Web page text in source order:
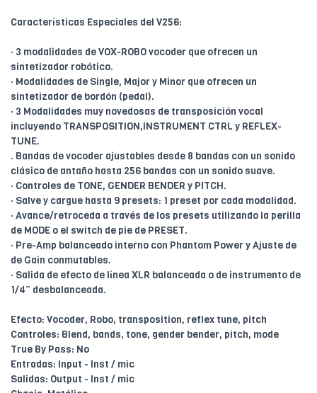
Características Especiales del V256:
· 3 modalidades de VOX-ROBO vocoder que ofrecen un
sintetizador robótico.
· Modalidades de Single, Major y Minor que ofrecen un
sintetizador de bordón (pedal).
· 3 Modalidades muy novedosas de transposición vocal
incluyendo TRANSPOSITION,INSTRUMENT CTRL y REFLEX-
TUNE.
. Bandas de vocoder ajustables desde 8 bandas con un sonido
clásico de antaño hasta 256 bandas con un sonido suave.
· Controles de TONE, GENDER BENDER y PITCH.
· Salve y cargue hasta 9 presets: 1 preset por cada modalidad.
· Avance/retroceda a través de los presets utilizando la perilla
de MODE o el switch de pie de PRESET.
· Pre-Amp balanceado interno con Phantom Power y Ajuste de
de Gain conmutables.
· Salida de efecto de línea XLR balanceada o de instrumento de
1/4” desbalanceada.
Efecto: Vocoder, Robo, transposition, reflex tune, pitch
Controles: Blend, bands, tone, gender bender, pitch, mode
True By Pass: No
Entradas: Input - Inst / mic
Salidas: Output - Inst / mic